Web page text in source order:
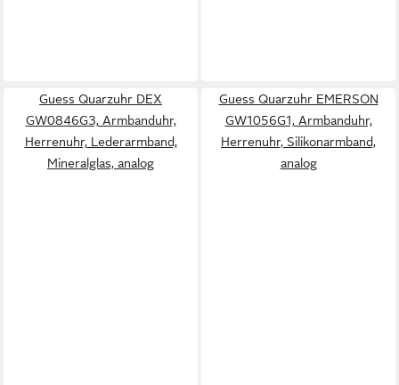
Guess Quarzuhr DEX
GW0846G3, Armbanduhr,
Herrenuhr, Lederarmband,
Mineralglas, analog
Guess Quarzuhr EMERSON
GW1056G1, Armbanduhr,
Herrenuhr, Silikonarmband,
analog